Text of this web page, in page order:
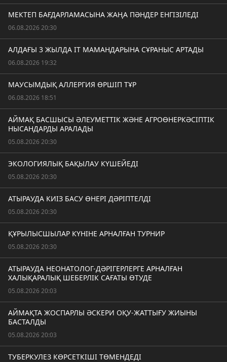
МЕКТЕП БАҒДАРЛАМАСЫНА ЖАҢА ПӘНДЕР ЕНГІЗІЛЕДІ
06.08.2026 20:30
АЛДАҒЫ 3 ЖЫЛДА IT МАМАНДАРЫНА СҰРАНЫС АРТАДЫ
06.08.2026 19:32
МАУСЫМДЫҚ АЛЛЕРГИЯ ӨРШІП ТҰР
06.08.2026 18:51
АЙМАҚ БАСШЫСЫ ӘЛЕУМЕТТІК ЖӘНЕ АГРОӨНЕРКӘСІПТІК
НЫСАНДАРДЫ АРАЛАДЫ
05.08.2026 20:30
ЭКОЛОГИЯЛЫҚ БАҚЫЛАУ КҮШЕЙЕДІ
05.08.2026 20:30
АТЫРАУДА КИІЗ БАСУ ӨНЕРІ ДӘРІПТЕЛДІ
05.08.2026 20:30
ҚҰРЫЛЫСШЫЛАР КҮНІНЕ АРНАЛҒАН ТУРНИР
05.08.2026 20:30
АТЫРАУДА НЕОНАТОЛОГ-ДӘРІГЕРЛЕРГЕ АРНАЛҒАН
ХАЛЫҚАРАЛЫҚ ШЕБЕРЛІК САҒАТЫ ӨТУДЕ
05.08.2026 20:03
АЙМАҚТА ЖОСПАРЛЫ ӘСКЕРИ ОҚУ-ЖАТТЫҒУ ЖИЫНЫ
БАСТАЛДЫ
05.08.2026 20:03
ТУБЕРКУЛЕЗ КӨРСЕТКІШІ ТӨМЕНДЕДІ